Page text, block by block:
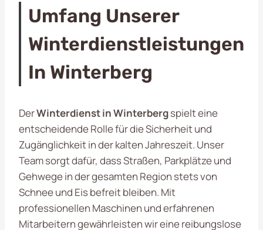
Umfang Unserer
Winterdienstleistungen
In Winterberg
DerWinterdienst in Winterbergspielt eine
entscheidende Rolle für die Sicherheit und
Zugänglichkeit in der kalten Jahreszeit. Unser
Team sorgt dafür, dass Straßen, Parkplätze und
Gehwege in der gesamten Region stets von
Schnee und Eis befreit bleiben. Mit
professionellen Maschinen und erfahrenen
Mitarbeitern gewährleisten wir eine reibungslose